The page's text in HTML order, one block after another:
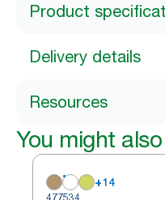
Product
Delivery details
Resources
You might
+14
477534